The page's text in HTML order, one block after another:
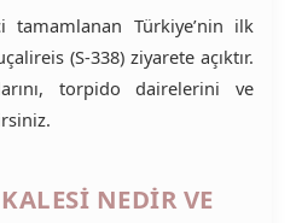
tamamlanan Türkiye’nin ilk
(S-338) ziyarete açıktır.
torpido dairelerini ve
NEDIR VE